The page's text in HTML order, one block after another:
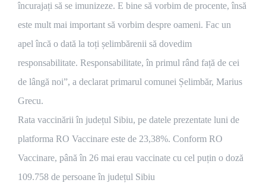
încurajați să se imunizeze. E bine să vorbim de procente, însă
este mult mai important să vorbim despre oameni. Fac un
apel încă o dată la toți șelimbărenii să dovedim
responsabilitate. Responsabilitate, în primul rând față de cei
de lângă noi”, a declarat primarul comunei Șelimbăr, Marius
Grecu.
Rata vaccinării în județul Sibiu, pe datele prezentate luni de
platforma RO Vaccinare este de 23,38%. Conform RO
Vaccinare, până în 26 mai erau vaccinate cu cel puțin o doză
109.758 de persoane în județul Sibiu